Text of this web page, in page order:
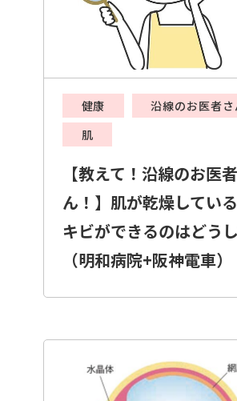
健康
沿線のお医者さ
肌
【教えて！沿線のお医
ん！】肌が乾燥してい
キビができるのはどう
（明和病院+阪神電車）